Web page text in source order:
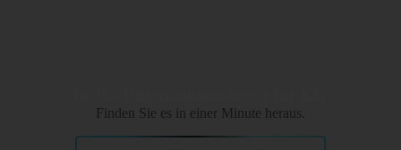
Finden Sie es in einer Minute heraus.